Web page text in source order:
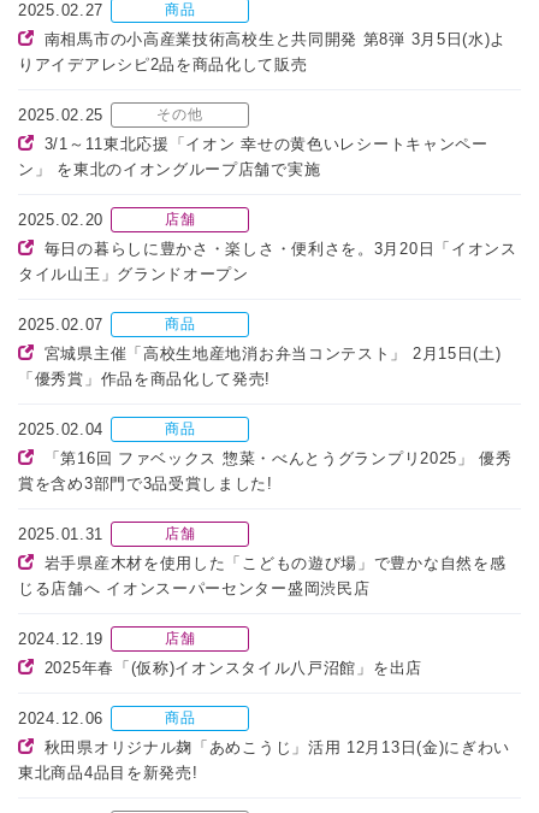
2025.02.27 商品
南相馬市の小高産業技術高校生と共同開発 第8弾 3月5日(水)よ
りアイデアレシピ2品を商品化して販売
2025.02.25 その他
3/1～11東北応援「イオン 幸せの黄色いレシートキャンペー
ン」 を東北のイオングループ店舗で実施
2025.02.20 店舗
毎日の暮らしに豊かさ・楽しさ・便利さを。3月20日「イオンス
タイル山王」グランドオープン
2025.02.07 商品
宮城県主催「高校生地産地消お弁当コンテスト」 2月15日(土)
「優秀賞」作品を商品化して発売!
2025.02.04 商品
「第16回 ファベックス 惣菜・べんとうグランプリ2025」 優秀
賞を含め3部門で3品受賞しました!
2025.01.31 店舗
岩手県産木材を使用した「こどもの遊び場」で豊かな自然を感
じる店舗へ イオンスーパーセンター盛岡渋民店
2024.12.19 店舗
2025年春「(仮称)イオンスタイル八戸沼館」を出店
2024.12.06 商品
秋田県オリジナル麹「あめこうじ」活用 12月13日(金)にぎわい
東北商品4品目を新発売!